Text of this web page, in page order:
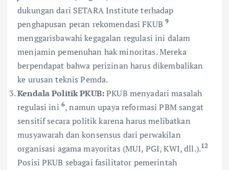
dukungan dari SETARA Institute terhadap
penghapusan peran rekomendasi FKUB9
menggarisbawahi kegagalan regulasi ini dalam
menjamin pemenuhan hak minoritas. Mereka
berpendapat bahwa perizinan harus dikembalikan
ke urusan teknis Pemda.
Kendala Politik PKUB:PKUB menyadari masalah
regulasi ini 6, namun upaya reformasi PBM sangat
sensitif secara politik karena harus melibatkan
musyawarah dan konsensus dari perwakilan
organisasi agama mayoritas (MUI, PGI, KWI, dll.).12
Posisi PKUB sebagai fasilitator pemerintah